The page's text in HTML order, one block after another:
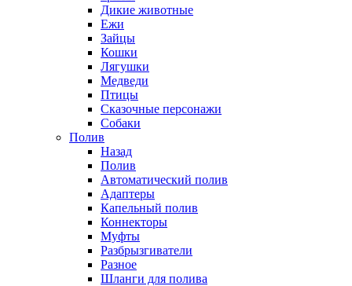
Дикие животные
Ежи
Зайцы
Кошки
Лягушки
Медведи
Птицы
Сказочные персонажи
Собаки
Полив
Назад
Полив
Автоматический полив
Адаптеры
Капельный полив
Коннекторы
Муфты
Разбрызгиватели
Разное
Шланги для полива